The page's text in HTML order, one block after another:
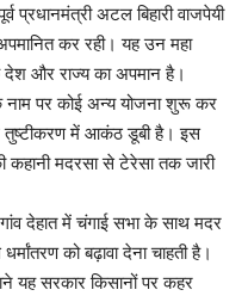
प्रधानमंत्री अटल बिहारी वाजपेयी
कर रही। यह उन महा
देश और राज्य का अपमान है।
नाम पर कोई अन्य योजना शुरू कर
में आकंठ डूबी है। इस
कहानी मदरसा से टेरेसा तक जारी
देहात में चंगाई सभा के साथ मदर
को बढ़ावा देना चाहती है।
यह सरकार किसानों पर कहर